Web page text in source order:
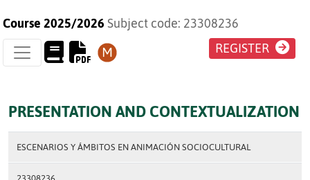
Course 2025/2026 Subject code: 23308236
REGISTER
PRESENTATION AND CONTEXTUALIZATION
ESCENARIOS Y ÁMBITOS EN ANIMACIÓN SOCIOCULTURAL